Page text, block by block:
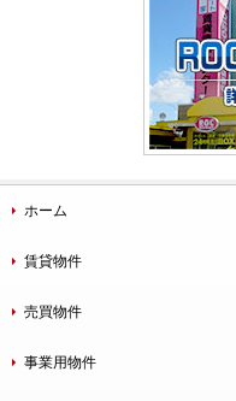
ホーム
賃貸物件
売買物件
事業用物件